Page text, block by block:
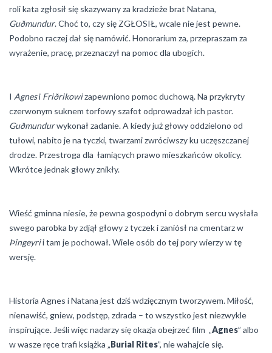
roli kata zgłosił się skazywany za kradzieże brat Natana,
Guðmundur. Choć to, czy się ZGŁOSIŁ, wcale nie jest pewne.
Podobno raczej dał się namówić. Honorarium za, przepraszam za
wyrażenie, pracę, przeznaczył na pomoc dla ubogich.
I Agnesi Friðrikowizapewniono pomoc duchową. Na przykryty
czerwonym suknem torfowy szafot odprowadzał ich pastor.
Guðmundurwykonał zadanie. A kiedy już głowy oddzielono od
tułowi, nabito je na tyczki, twarzami zwróciwszy ku uczęszczanej
drodze. Przestroga dla łamiących prawo mieszkańców okolicy.
Wkrótce jednak głowy znikły.
Wieść gminna niesie, że pewna gospodyni o dobrym sercu wysłała
swego parobka by zdjął głowy z tyczek i zaniósł na cmentarz w
Þingeyrii tam je pochował. Wiele osób do tej pory wierzy w tę
wersję.
Historia Agnes i Natana jest dziś wdzięcznym tworzywem. Miłość,
nienawiść, gniew, podstęp, zdrada – to wszystko jest niezwykle
inspirujące. Jeśli więc nadarzy się okazja obejrzeć film „Agnes” albo
w wasze ręce trafi książka „Burial Rites”, nie wahajcie się.